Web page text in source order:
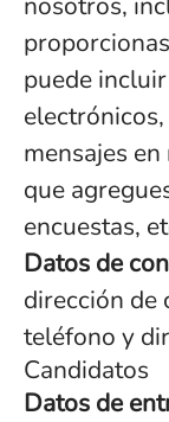
puede
mensajes
que
encuestas,
Datos de
dirección de
teléfono y
Candidatos
Datos de